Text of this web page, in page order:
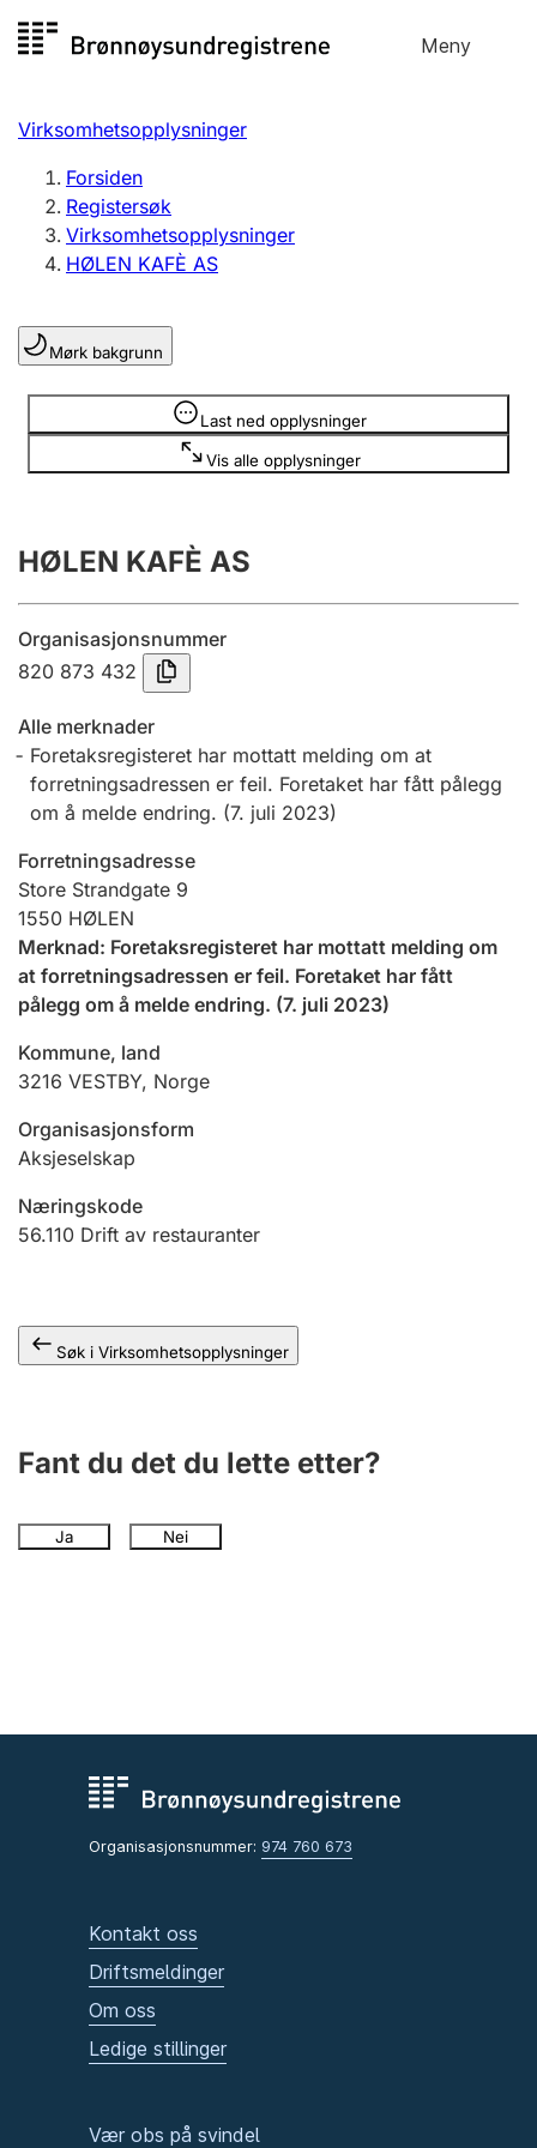
til
Meny
Registersøk
Aksjeselskap
Enkeltpersonforetak
Registrere, endre, slette
Lag og forening
Registrere, endre, slette
Årsregnskap
Innsending og forsinkelsesgebyr
Jeger
Betaling og jegeravgiftskort
Ektepaktveileder
Offentlig sektor
Andre tema
Virksomhetsopplysninger
Forsiden
Registersøk
Virksomhetsopplysninger
HØLEN KAFÈ AS
Mørk bakgrunn
Last ned opplysninger
Vis alle opplysninger
Opplysninger er skjult
HØLEN KAFÈ AS
Organisasjonsnummer
820 873 432
Alle merknader
Foretaksregisteret har mottatt melding om at
forretningsadressen er feil. Foretaket har fått pålegg
om å melde endring. (7. juli 2023)
Forretningsadresse
Store Strandgate 9
1550 HØLEN
Merknad: Foretaksregisteret har mottatt melding om
at forretningsadressen er feil. Foretaket har fått
pålegg om å melde endring. (7. juli 2023)
Kommune, land
3216 VESTBY, Norge
Organisasjonsform
Aksjeselskap
Næringskode
56.110 Drift av restauranter
Søk i Virksomhetsopplysninger
Fant du det du lette etter?
Ja Nei
Organisasjonsnummer: 974 760 673
Kontakt oss
Driftsmeldinger
Om oss
Ledige stillinger
Vær obs på svindel